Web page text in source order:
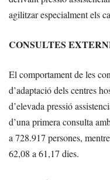
agilitzar especialment els
CONSULTES
El comportament de les
d’adaptació dels centres
d’elevada pressió
d’una primera consulta
a 728.917 persones,
62,08 a 61,17 dies.